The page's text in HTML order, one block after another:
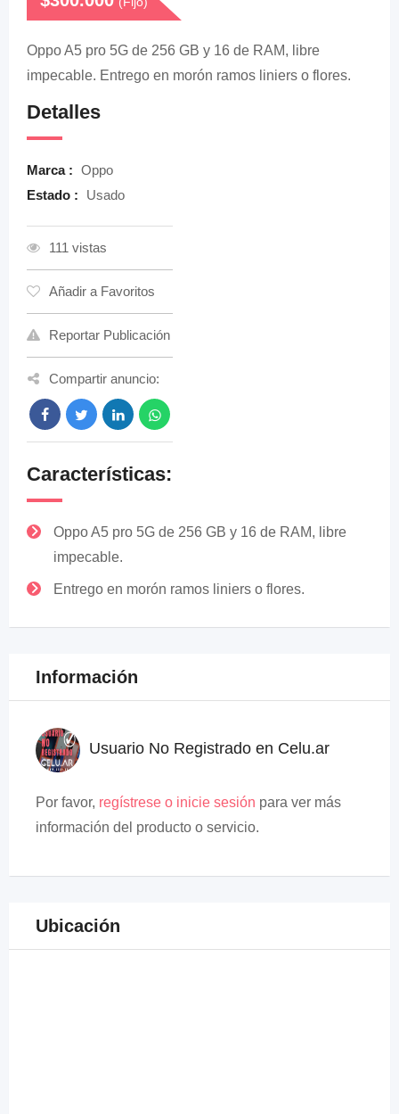
Oppo A5 pro 5G de 256 GB y 16 de RAM, libre
impecable. Entrego en morón ramos liniers o flores.
Detalles
Marca : Oppo
Estado :
Usado
111 vistas
Añadir a Favoritos
Reportar Publicación
Compartir anuncio:
Características:
Oppo A5 pro 5G de 256 GB y 16 de RAM, libre
impecable.
Entrego en morón ramos liniers o flores.
Información
Usuario No Registrado en Celu.ar
Por favor, regístrese o inicie sesión para ver más
información del producto o servicio.
Ubicación